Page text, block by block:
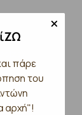
πάρε
του
αρχή"!